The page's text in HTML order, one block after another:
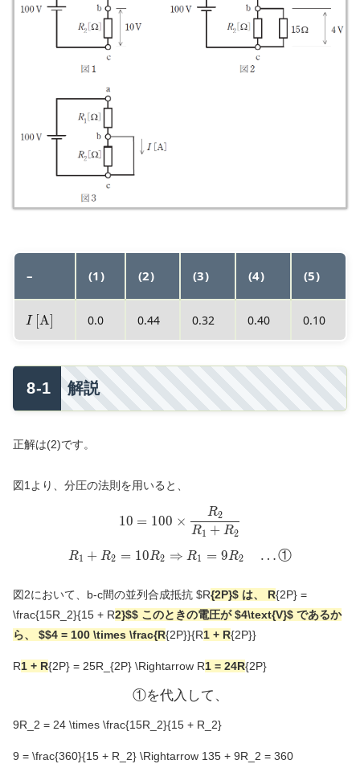
– (1) (2) (3) (4) (5)
I
I[A] 0.0 0.44 0.32 0.40 0.10
解説
正解は(2)です。
図1より、分圧の法則を用いると、
10 = 100 \times
10 = 100 ×
R1 + R2
R2
R_1 + R_2 = 10R_2
R1 + R2 = 10R2 ⇒ R1 = 9R2 …①
図2において、b-c間の並列合成抵抗 $R{2P}$ は、 R{2P} =
\frac{15R_2}{15 + R2}$$ このときの電圧が $4\text{V}$ であるか
ら、 $$4 = 100 \times \frac{R{2P}}{R1 + R{2P}}
R1 + R{2P} = 25R_{2P} \Rightarrow R1 = 24R{2P}
①を代入して、
①を代入 して 、
9R_2 = 24 \times \frac{15R_2}{15 + R_2}
9 = \frac{360}{15 + R_2} \Rightarrow 135 + 9R_2 = 360